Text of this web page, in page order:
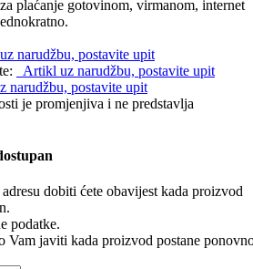
plaćanje gotovinom, virmanom, internet
narudžbu, postavite upit
Artikl uz narudžbu, postavite upit
narudžbu, postavite upit
je promjenjiva i ne predstavlja
dobiti ćete obavijest kada proizvod
podatke.
Vam javiti kada proizvod postane